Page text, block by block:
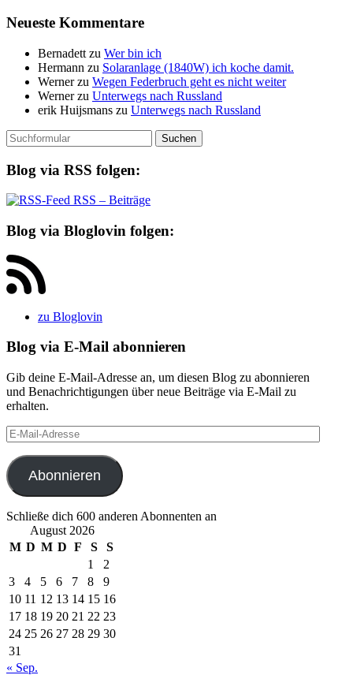
Neueste Kommentare
Bernadett zu Wer bin ich
Hermann zu Solaranlage (1840W) ich koche damit.
Wernerzu Wegen Federbruch geht es nicht weiter
Wernerzu Unterwegs nach Russland
erik Huijsmans zu Unterwegs nach Russland
Suchen
nach:
Blog via RSS folgen:
RSS – Beiträge
Blog via Bloglovin folgen:
zu Bloglovin
Blog via E-Mail abonnieren
Gib deine E-Mail-Adresse an, um diesen Blog zu abonnieren
und Benachrichtigungen über neue Beiträge via E-Mail zu
erhalten.
E-
Mail-
Adresse
Abonnieren
Schließe dich 600 anderen Abonnenten an
August 2026
M D M D F S
S
1
2
3
4 5 6 7 8
9
10 11 12 13 14 15 16
17 18 19 20 21 22 23
24 25 26 27 28 29 30
31
« Sep.